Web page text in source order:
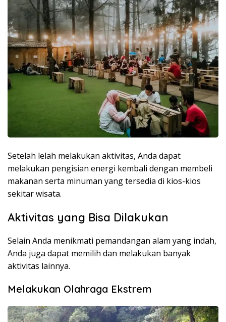
Setelah lelah melakukan aktivitas, Anda dapat
melakukan pengisian energi kembali dengan membeli
makanan serta minuman yang tersedia di kios-kios
sekitar wisata.
Aktivitas yang Bisa Dilakukan
Selain Anda menikmati pemandangan alam yang indah,
Anda juga dapat memilih dan melakukan banyak
aktivitas lainnya.
Melakukan Olahraga Ekstrem